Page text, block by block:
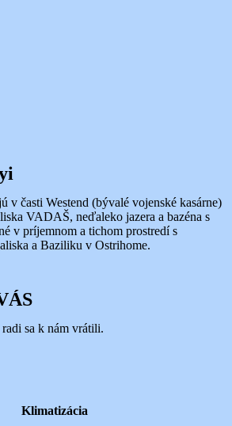
v časti Westend (bývalé vojenské kasárne)
VADAŠ, neďaleko jazera a bazéna s
v príjemnom a tichom prostredí s
a Baziliku v Ostrihome.
sa k nám vrátili.
Klimatizácia